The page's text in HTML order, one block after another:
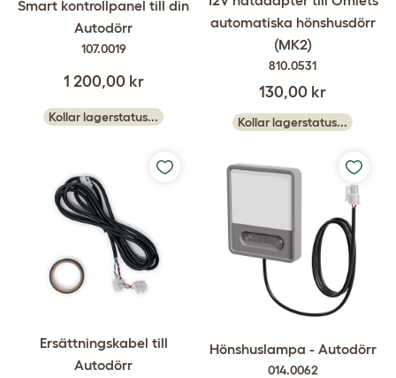
Smart kontrollpanel till din
Autodörr
107.0019
1 200,00 kr
Kollar lagerstatus...
automatiska hönshusdörr
(MK2)
810.0531
130,00 kr
Kollar lagerstatus...
Ersättningskabel till
Autodörr
Hönshuslampa - Autodörr
014.0062